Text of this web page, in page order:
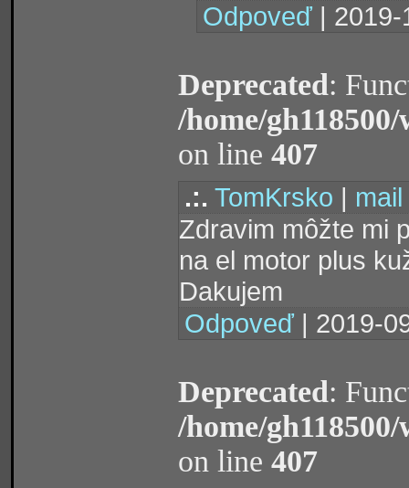
Odpoveď |
Deprecated:
/home/
on line 407
.:. TomKrsko | mail
Zdravim môžte mi
na el motor plus
Dakujem
Odpoveď | 2019-
Deprecated:
/home/
on line 407